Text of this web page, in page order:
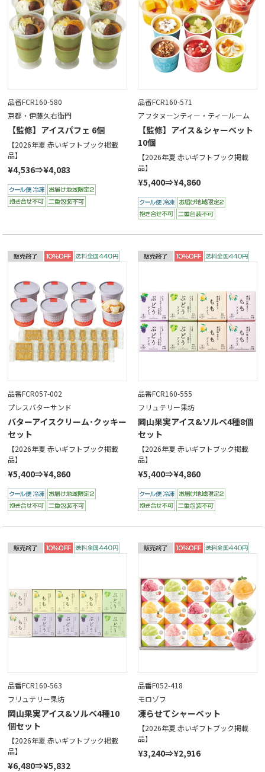
品番FCR160-580
京都・伊藤久右衛門
【監修】アイスパフェ 6個
【2026年夏 赤いギフトブック掲載
品】
¥4,536⇒¥4,083
品番FCR160-571
アフタヌーンティー・ティールーム
【監修】アイス＆シャーベット
10個
【2026年夏 赤いギフトブック掲載
品】
¥5,400⇒¥4,860
品番FCR057-002
プレスバターサンド
バターアイスクリーム･クッキー
セット
【2026年夏 赤いギフトブック掲載
品】
¥5,400⇒¥4,860
品番FCR160-555
フリュテリー果坊
岡山果実アイス&ソルベ4種8個
セット
【2026年夏 赤いギフトブック掲載
品】
¥5,400⇒¥4,860
品番FCR160-563
フリュテリー果坊
岡山果実アイス&ソルベ4種10
個セット
【2026年夏 赤いギフトブック掲載
品】
¥6,480⇒¥5,832
品番F052-418
モロゾフ
凍らせてシャーベット
【2026年夏 赤いギフトブック掲載
品】
¥3,240⇒¥2,916